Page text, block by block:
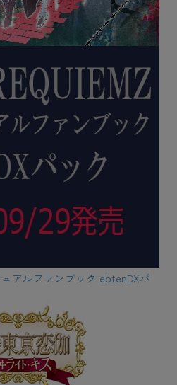
ュアルファンブック ebtenDXパ